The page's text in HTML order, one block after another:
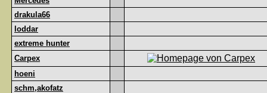
drakula66
loddar
extreme hunter
Carpex
hoeni
schm,akofatz